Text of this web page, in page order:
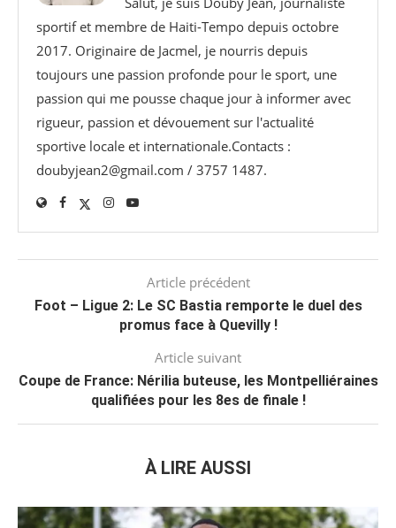
sportif et membre de Haiti-Tempo depuis octobre
2017. Originaire de Jacmel, je nourris depuis
toujours une passion profonde pour le sport, une
passion qui me pousse chaque jour à informer avec
rigueur, passion et dévouement sur l'actualité
sportive locale et internationale.Contacts :
doubyjean2@gmail.com / 3757 1487.
Article précédent
Foot – Ligue 2: Le SC Bastia remporte le duel des
promus face à Quevilly !
Article suivant
Coupe de France: Nérilia buteuse, les Montpelliéraines
qualifiées pour les 8es de finale !
À LIRE AUSSI